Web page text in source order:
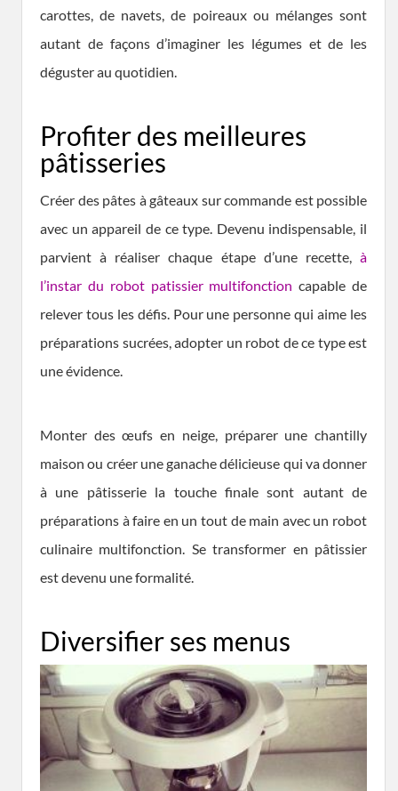
carottes, de navets, de poireaux ou mélanges sont
autant de façons d’imaginer les légumes et de les
déguster au quotidien.
Profiter des meilleures
pâtisseries
Créer des pâtes à gâteaux sur commande est possible
avec un appareil de ce type. Devenu indispensable, il
parvient à réaliser chaque étape d’une recette, à
l’instar du robot patissier multifonction capable de
relever tous les défis. Pour une personne qui aime les
préparations sucrées, adopter un robot de ce type est
une évidence.
Monter des œufs en neige, préparer une chantilly
maison ou créer une ganache délicieuse qui va donner
à une pâtisserie la touche finale sont autant de
préparations à faire en un tout de main avec un robot
culinaire multifonction. Se transformer en pâtissier
est devenu une formalité.
Diversifier ses menus